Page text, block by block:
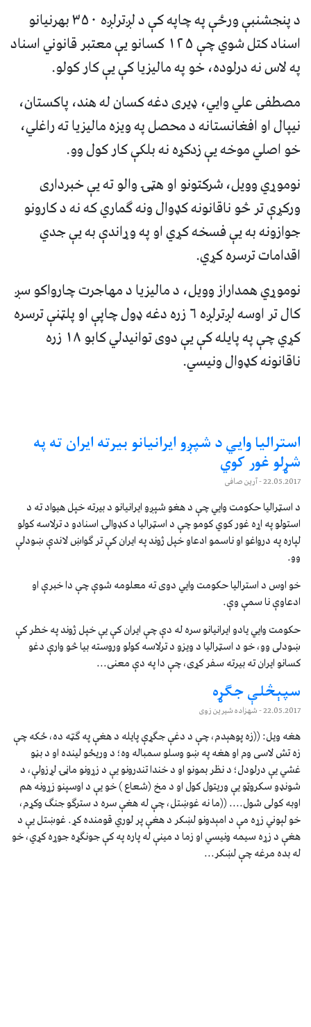
د پنجشنبې ورځې په چاپه کې د لږترلږه ۳۵۰ بهرنیانو
اسناد کتل شوي چې ۱۲۵ کسانو یې معتبر قانوني اسناد
په لاس نه درلوده، خو په مالیزیا کې یې کار کولو.
مصطفی علي وایي، ډیری دغه کسان له هند، پاکستان،
نیپال او افغانستانه د محصل په ویزه مالیزیا ته راغلي،
خو اصلي موخه یې زدکړه نه بلکې کار کول وو.
نوموړي وویل، شرکتونو او هټۍ والو ته یې خبرداری
ورکړې تر څو ناقانونه کډوال ونه ګماري که نه د کارونو
جوازونه به یې فسخه کړي او په وړاندې به یې جدي
اقدامات ترسره کړي.
نوموړي همداراز وویل، د مالیزیا د مهاجرت چارواکو سږ
کال تر اوسه لږترلږه ۶ زره دغه ډول چاپې او پلټنې ترسره
کړي چې په پایله کې یې دوی توانیدلي کابو ۱۸ زره
ناقانونه کډوال ونیسي.
استرالیا وایي د شپږو ایرانیانو بیرته ایران ته په
شړلو غور کوي
22.05.2017- آرین صافی
د اسټراليا حکومت وايي چې د هغو شپږو ايرانيانو د بيرته خپل هيواد ته د
استولو په اړه غور کوي کومو چې د اسټراليا د کډوالۍ اسنادو د ترلاسه کولو
لپاره په درواغو او ناسمو ادعاو خپل ژوند په ايران کې تر ګواښ لاندې ښودلې
وو.
خو اوس د استرالیا حکومت وايي دوی ته معلومه شوې چې دا خبرې او
ادعاوې نا سمې وې.
حکومت وايي يادو ايرانيانو سره له دې چې ايران کې یې خپل ژوند په خطر کې
ښودلی وو، خو د اسټراليا د ويزو د ترلاسه کولو وروسته بيا څو وارې دغو
کسانو ايران ته بیرته سفر کړی، چې دا په دې معنی...
سپېڅلې جګړه
22.05.2017- شهزاده شيرين زوی
هغه ويل: ((زه پوهېدم، چې د دغې جګړې پايله د هغې په ګټه ده، ځکه چې
زه تش لاسى وم او هغه په ښو وسلو سمباله وه؛ د وريځو لينده او د بڼو
غشي يې درلودل؛ د نظر بمونو او د خندا تندرونو يې د زړونو ماڼۍ لړزولې، د
شونډو سکروټو يې وريتول کول او د مخ (شعاع ) خو يې د اوسپنو زړونه هم
اوبه کولى شول.... ((ما نه غوښتل، چې له هغې سره د سترګو جنګ وکړم،
خو لېوني زړه مې د امېدونو لښکر د هغې پر لوري قومنده کړ. غوښتل يې د
هغې د زړه سيمه ونيسي او زما د مينې له پاره په کې جونګړه جوړه کړي، خو
له بده مرغه چې لښکر...